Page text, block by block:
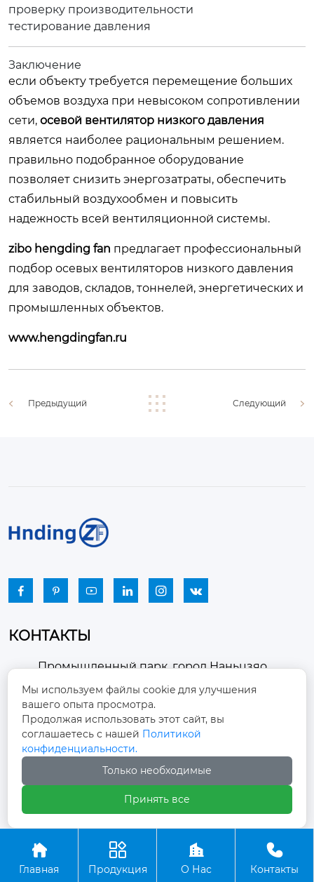
проверку производительности
тестирование давления
Заключение
если объекту требуется перемещение больших
объемов воздуха при невысоком сопротивлении
сети, осевой вентилятор низкого давления
является наиболее рациональным решением.
правильно подобранное оборудование
позволяет снизить энергозатраты, обеспечить
стабильный воздухообмен и повысить
надежность всей вентиляционной системы.
zibo hengding fan предлагает профессиональный
подбор осевых вентиляторов низкого давления
для заводов, складов, тоннелей, энергетических и
промышленных объектов.
www.hengdingfan.ru
Предыдущий Следующий
     
КОНТАКТЫ

Промышленный парк, город Наньцзяо,
район Чжоуцунь, город Цзыбо, провинция
Шаньдун
 winston-xu@hengdingfan.com
+86-13806434669
 +86 13806434669
Copyright ©ООО Зибо Хенгдин Вентилятор

Главная

Продукция

О Нас

Контакты
Мы используем файлы cookie для улучшения
вашего опыта просмотра.
Продолжая использовать этот сайт, вы
соглашаетесь с нашей Политикой
конфиденциальности.
Только необходимые
Принять все